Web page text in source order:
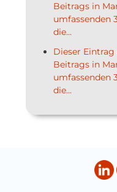
Beitrags in
umfassenden
die...
Dieser
Beitrags in
umfassenden
die...